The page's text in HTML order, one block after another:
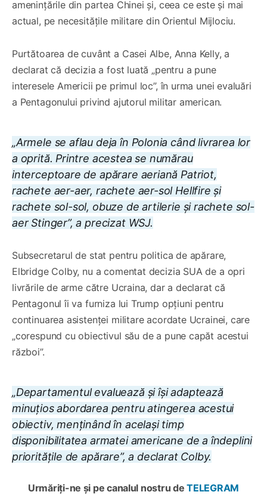
amenințările din partea Chinei și, ceea ce este și mai
actual, pe necesitățile militare din Orientul Mijlociu.
Purtătoarea de cuvânt a Casei Albe, Anna Kelly, a
declarat că decizia a fost luată „pentru a pune
interesele Americii pe primul loc”, în urma unei evaluări
a Pentagonului privind ajutorul militar american.
„Armele se aflau deja în Polonia când livrarea lor
a oprită. Printre acestea se numărau
interceptoare de apărare aeriană Patriot,
rachete aer-aer, rachete aer-sol Hellfire și
rachete sol-sol, obuze de artilerie și rachete sol-
aer Stinger”, a precizat WSJ.
Subsecretarul de stat pentru politica de apărare,
Elbridge Colby, nu a comentat decizia SUA de a opri
livrările de arme către Ucraina, dar a declarat că
Pentagonul îi va furniza lui Trump opțiuni pentru
continuarea asistenței militare acordate Ucrainei, care
„corespund cu obiectivul său de a pune capăt acestui
război”.
„Departamentul evaluează și își adaptează
minuțios abordarea pentru atingerea acestui
obiectiv, menținând în același timp
disponibilitatea armatei americane de a îndeplini
prioritățile de apărare”, a declarat Colby.
Urmăriți-ne și pe canalul nostru deTELEGRAM